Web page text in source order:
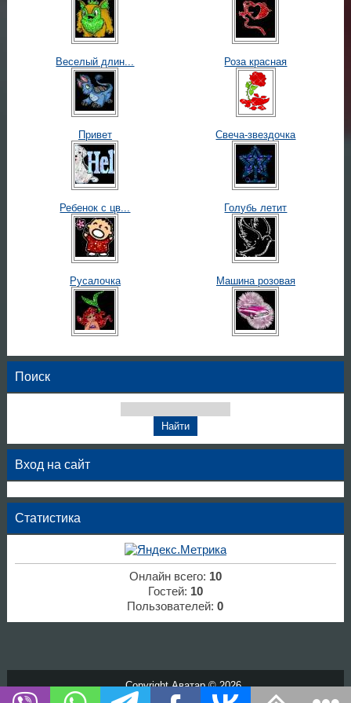
Веселый длин... Роза красная
Привет Свеча-звездочка
Ребенок с цв... Голубь летит
Русалочка Машина розовая
Поиск
Вход на сайт
Статистика
Онлайн всего: 10
Гостей: 10
Пользователей:0
Copyright Аватар © 2026